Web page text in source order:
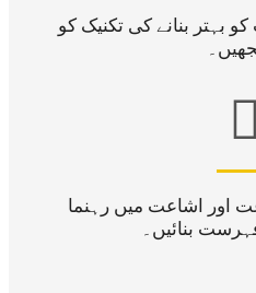
بہتر بنانے کی تکنیک کو

اور اشاعت میں رہنما
بنائیں۔